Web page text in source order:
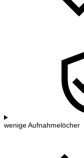
wenige Aufnahmelöcher